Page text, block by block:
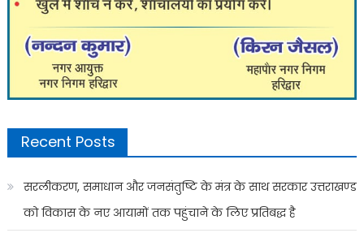
Recent Posts
सरलीकरण, समाधान और जनसंतुष्टि के मंत्र के साथ सरकार उत्तराखण्ड
को विकास के नए आयामों तक पहुंचाने के लिए प्रतिबद्ध है